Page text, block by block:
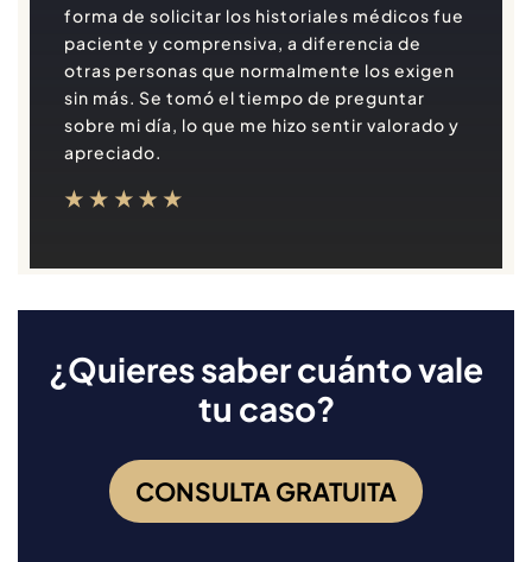
forma de solicitar los historiales médicos fue
paciente y comprensiva, a diferencia de
otras personas que normalmente los exigen
sin más. Se tomó el tiempo de preguntar
sobre mi día, lo que me hizo sentir valorado y
apreciado.
¿Quieres saber cuánto vale
tu caso?
CONSULTA GRATUITA